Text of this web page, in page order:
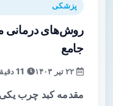
پزشکی
روش‌های درمانی
جامع
مقدمه کبد چرب